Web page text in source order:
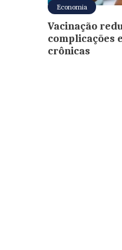
Economia
Vacinação
complicações
crônicas